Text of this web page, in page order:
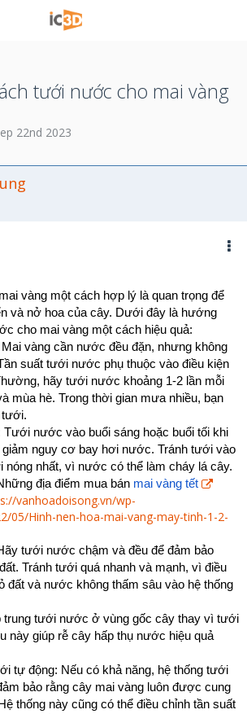
tưới nước cho mai vàng
22nd 2023
vàng một cách hợp lý là quan trọng để
và nở hoa của cây. Dưới đây là hướng
cho mai vàng một cách hiệu quả:
vàng cần nước đều đặn, nhưng không
suất tưới nước phụ thuộc vào điều kiện
hãy tưới nước khoảng 1-2 lần mỗi
mùa hè. Trong thời gian mưa nhiều, bạn
tưới.
Tưới nước vào buổi sáng hoặc buổi tối khi
giảm nguy cơ bay hơi nước. Tránh tưới vào
nóng nhất, vì nước có thể làm cháy lá cây.
địa điểm mua bán mai vàng tết
vanhoadoisong.vn/wp-
05/Hinh-nen-hoa-mai-vang-may-tinh-1-2-
tưới nước chậm và đều để đảm bảo
Tránh tưới quá nhanh và mạnh, vì điều
đất và nước không thấm sâu vào hệ thống
trung tưới nước ở vùng gốc cây thay vì tưới
này giúp rễ cây hấp thụ nước hiệu quả
tự động: Nếu có khả năng, hệ thống tưới
bảo rằng cây mai vàng luôn được cung
thống này cũng có thể điều chỉnh tần suất